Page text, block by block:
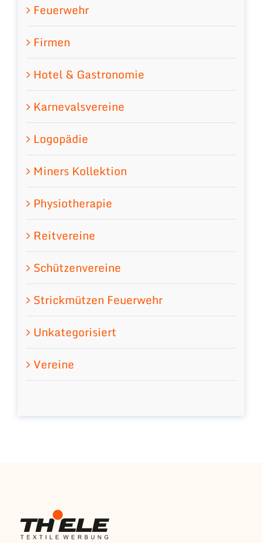
Feuerwehr
Firmen
Hotel & Gastronomie
Karnevalsvereine
Logopädie
Miners Kollektion
Physiotherapie
Reitvereine
Schützenvereine
Strickmützen Feuerwehr
Unkategorisiert
Vereine